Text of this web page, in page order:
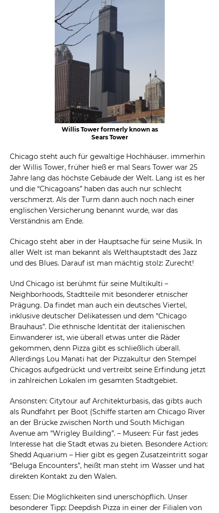
Willis Tower formerly known as
Sears Tower
Chicago steht auch für gewaltige Hochhäuser. immerhin
der Willis Tower, früher hieß er mal Sears Tower war 25
Jahre lang das höchste Gebäude der Welt. Lang ist es her
und die “Chicagoans” haben das auch nur schlecht
verschmerzt. Als der Turm dann auch noch nach einer
englischen Versicherung benannt wurde, war das
Verständnis am Ende.
Chicago steht aber in der Hauptsache für seine Musik. In
aller Welt ist man bekannt als Welthauptstadt des Jazz
und des Blues. Darauf ist man mächtig stolz: Zurecht!
Und Chicago ist berühmt für seine Multikulti –
Neighborhoods, Stadtteile mit besonderer etnischer
Prägung. Da findet man auch ein deutsches Viertel,
inklusive deutscher Delikatessen und dem “Chicago
Brauhaus”. Die ethnische Identität der italienischen
Einwanderer ist, wie überall etwas unter die Räder
gekommen, denn Pizza gibt es schließlich überall.
Allerdings Lou Manati hat der Pizzakultur den Stempel
Chicagos aufgedrückt und vertreibt seine Erfindung jetzt
in zahlreichen Lokalen im gesamten Stadtgebiet.
Ansonsten: Citytour auf Architekturbasis, das gibts auch
als Rundfahrt per Boot (Schiffe starten am Chicago River
an der Brücke zwischen North und South Michigan
Avenue am “Wrigley Building”. – Museen: Für fast jedes
Interesse hat die Stadt etwas zu bieten. Besondere Action:
Shedd Aquarium – Hier gibt es gegen Zusatzeintritt sogar
“Beluga Encounters”, heißt man steht im Wasser und hat
direkten Kontakt zu den Walen.
Essen: Die Möglichkeiten sind unerschöpflich. Unser
besonderer Tipp: Deepdish Pizza in einer der Filialen von